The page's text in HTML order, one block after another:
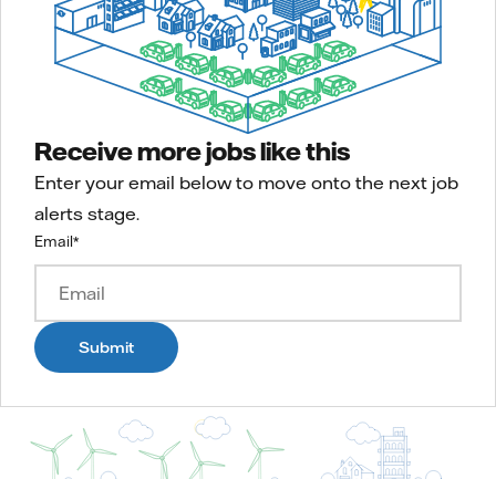
Receive more jobs like this
Enter your email below to move onto the next job
alerts stage.
Email*
Submit